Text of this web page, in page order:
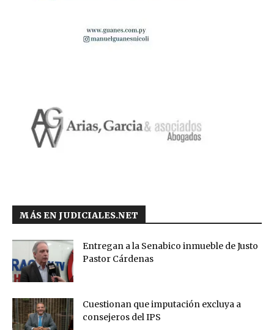
MÁS EN JUDICIALES.NET
Entregan a la Senabico inmueble de Justo
Pastor Cárdenas
Cuestionan que imputación excluya a
consejeros del IPS